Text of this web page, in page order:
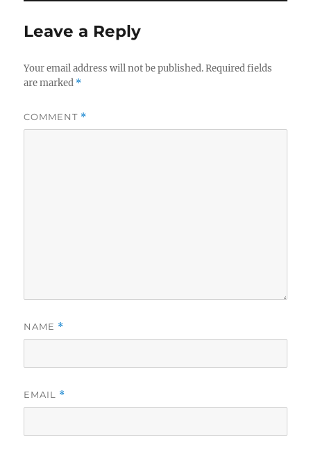
Leave a Reply
Your email address will not be published. Required fields
are marked *
COMMENT *
NAME *
EMAIL *